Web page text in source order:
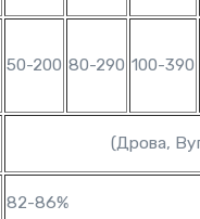
50-200 80-290 100-390
(Дрова,
82-86%